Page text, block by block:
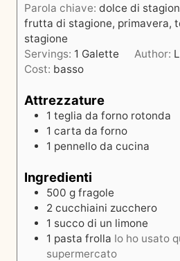
t
i
Parola chiave: dolce di
frutta di stagione, primavera,
stagione
Servings: 1 Galette Author:
Cost: basso
Attrezzature
1 teglia da forno rotonda
1 carta da forno
1 pennello da cucina
Ingredienti
500 g fragole
2 cucchiaini zucchero
1 succo di un limone
1 pasta frolla Io ho usato
supermercato